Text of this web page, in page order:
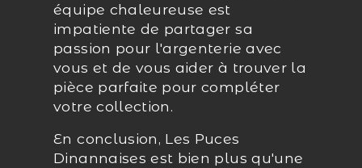
équipe chaleureuse est
impatiente de partager sa
passion pour l'argenterie avec
vous et de vous aider à trouver la
pièce parfaite pour compléter
votre collection.
En conclusion, Les Puces
Dinannaises est bien plus qu'une